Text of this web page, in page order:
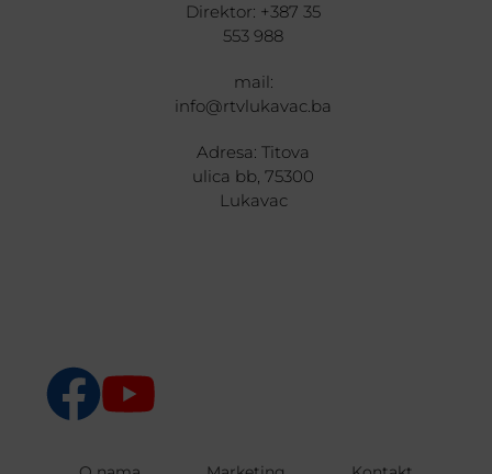
Direktor: +387 35
553 988
mail:
info@rtvlukavac.ba
Adresa: Titova
ulica bb, 75300
Lukavac